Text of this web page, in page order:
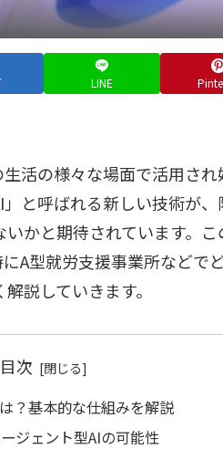
LINE
活の様々な場面で活用さ
と呼ばれる新しい技術が
かと期待されています。
A型就労支援事業所などで
説していきます。
目次
？基本的な仕組みを解説
ジェント型AIの可能性